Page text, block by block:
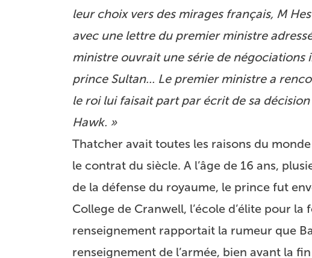
leur choix vers des mirages français, M
avec une lettre du premier ministre
ministre ouvrait une série de
prince Sultan... Le premier ministre a
le roi lui faisait part par écrit de sa
Hawk. »
Thatcher avait toutes les raisons du
le contrat du siècle. A l’âge de 16 ans,
de la défense du royaume, le prince fut
College de Cranwell, l’école d’élite pour
renseignement rapportait la rumeur que
renseignement de l’armée, bien avant la